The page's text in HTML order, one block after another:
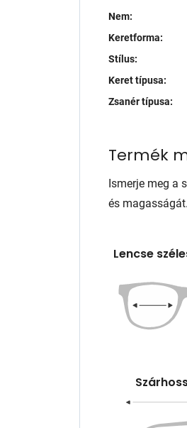
Nem:
Keretforma:
Stílus:
Keret típusa:
Zsanér típusa:
Termék
Ismerje meg a
és
Lencse